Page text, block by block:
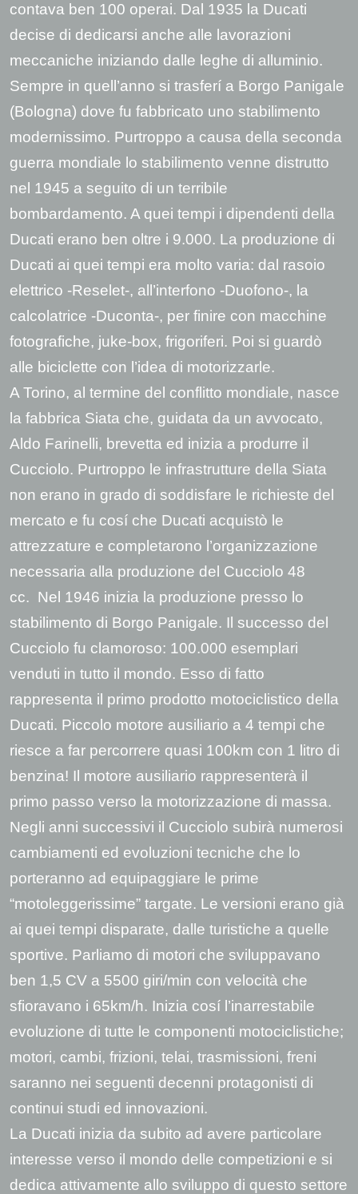
contava ben 100 operai. Dal 1935 la Ducati
decise di dedicarsi anche alle lavorazioni
meccaniche iniziando dalle leghe di alluminio.
Sempre in quell’anno si trasferí a Borgo Panigale
(Bologna) dove fu fabbricato uno stabilimento
modernissimo. Purtroppo a causa della seconda
guerra mondiale lo stabilimento venne distrutto
nel 1945 a seguito di un terribile
bombardamento. A quei tempi i dipendenti della
Ducati erano ben oltre i 9.000. La produzione di
Ducati ai quei tempi era molto varia: dal rasoio
elettrico -Reselet-, all’interfono -Duofono-, la
calcolatrice -Duconta-, per finire con macchine
fotografiche, juke-box, frigoriferi. Poi si guardò
alle biciclette con l’idea di motorizzarle.
A Torino, al termine del conflitto mondiale, nasce
la fabbrica Siata che, guidata da un avvocato,
Aldo Farinelli, brevetta ed inizia a produrre il
Cucciolo. Purtroppo le infrastrutture della Siata
non erano in grado di soddisfare le richieste del
mercato e fu cosí che Ducati acquistò le
attrezzature e completarono l’organizzazione
necessaria alla produzione del Cucciolo 48
cc. Nel 1946 inizia la produzione presso lo
stabilimento di Borgo Panigale. Il successo del
Cucciolo fu clamoroso: 100.000 esemplari
venduti in tutto il mondo. Esso di fatto
rappresenta il primo prodotto motociclistico della
Ducati. Piccolo motore ausiliario a 4 tempi che
riesce a far percorrere quasi 100km con 1 litro di
benzina! Il motore ausiliario rappresenterà il
primo passo verso la motorizzazione di massa.
Negli anni successivi il Cucciolo subirà numerosi
cambiamenti ed evoluzioni tecniche che lo
porteranno ad equipaggiare le prime
“motoleggerissime” targate. Le versioni erano già
ai quei tempi disparate, dalle turistiche a quelle
sportive. Parliamo di motori che sviluppavano
ben 1,5 CV a 5500 giri/min con velocità che
sfioravano i 65km/h. Inizia cosí l’inarrestabile
evoluzione di tutte le componenti motociclistiche;
motori, cambi, frizioni, telai, trasmissioni, freni
saranno nei seguenti decenni protagonisti di
continui studi ed innovazioni.
La Ducati inizia da subito ad avere particolare
interesse verso il mondo delle competizioni e si
dedica attivamente allo sviluppo di questo settore